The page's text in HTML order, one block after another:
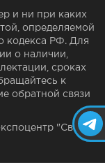
и ни при каких
определяемой
кодекса РФ. Для
о наличии,
сроках
к
обратной связи
"Свой